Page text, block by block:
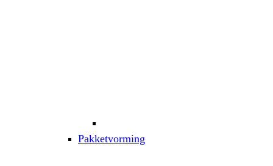
Pakketvorming